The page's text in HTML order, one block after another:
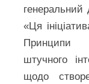
генеральний
«Ця
Принципи
штучного
щодо